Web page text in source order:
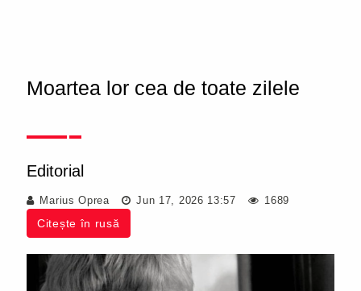
Moartea lor cea de toate zilele
Editorial
Marius Oprea Jun 17, 2026 13:57 1689
Citește în rusă